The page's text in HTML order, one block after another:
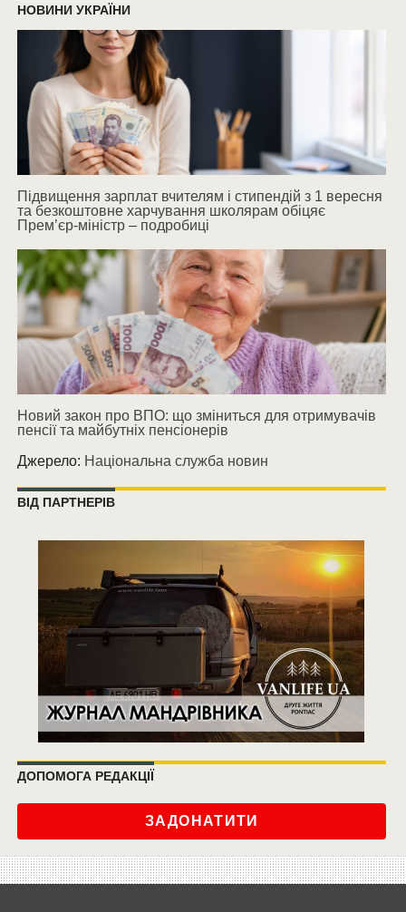
НОВИНИ УКРАЇНИ
Підвищення зарплат вчителям і стипендій з 1 вересня
та безкоштовне харчування школярам обіцяє
Прем’єр-міністр – подробиці
Новий закон про ВПО: що зміниться для отримувачів
пенсії та майбутніх пенсіонерів
Джерело: Національна служба новин
ВІД ПАРТНЕРІВ
ДОПОМОГА РЕДАКЦІЇ
ЗАДОНАТИТИ